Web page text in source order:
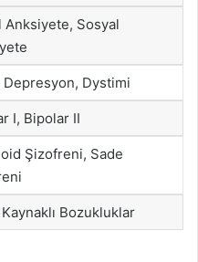
Anksiyete, Sosyal
Depresyon, Dystimi
I, Bipolar II
Şizofreni, Sade
Bozukluklar